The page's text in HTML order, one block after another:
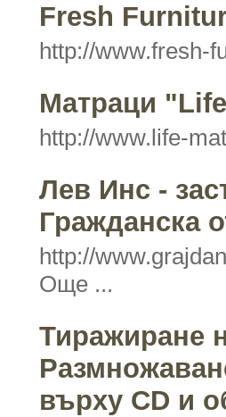
Fresh
http://www.fresh-
Матраци
http://www.life-
Лев Инс -
Гражданска
http://
Още ...
Тиражиране
върху CD и